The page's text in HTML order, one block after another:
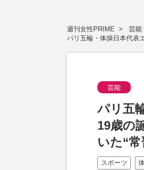
週刊女性PRIME 芸能
パリ五輪・体操日本代表
芸能
パリ五
19歳の
いた“
スポーツ